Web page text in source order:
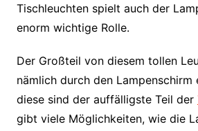
Tischleuchten spielt auch der
enorm wichtige Rolle.
Der Großteil von diesem tollen
nämlich durch den Lampenschirm
diese sind der auffälligste Teil der
gibt viele Möglichkeiten, wie die